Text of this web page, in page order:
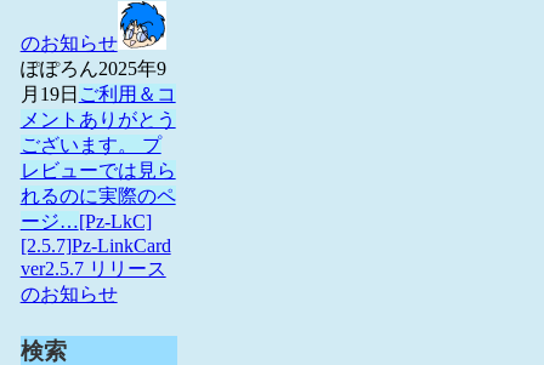
のお知らせ
ぽぽろん2025年9
月19日 ご利用＆コ
メントありがとう
ございます。 プ
レビューでは見ら
れるのに実際のペ
ージ…[Pz-LkC]
[2.5.7]Pz-LinkCard
ver2.5.7 リリース
のお知らせ
検索